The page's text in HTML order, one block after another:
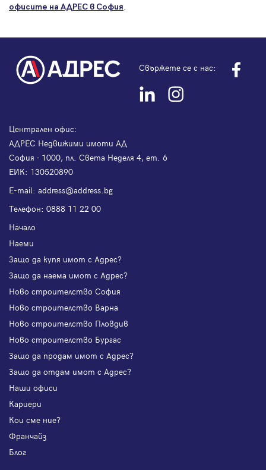
офисите на АДРЕС в София.
Свържете се с нас:
Централен офис:
АДРЕС Недвижими имоти АД
София - 1000, пл. Света Неделя 4, ет. 6
ЕИК: 130520890
Е-mail: address@address.bg
Телефон: 0888 11 22 00
Начало
Наеми
Защо да купя имот с Адрес?
Защо да наема имот с Адрес?
Ново строителство София
Ново строителство Варна
Ново строителство Пловдив
Ново строителство Бургас
Защо да продам имот с Адрес?
Защо да отдам имот с Адрес?
Наши офиси
Кариери
Кои сме ние?
Франчайз
Блог